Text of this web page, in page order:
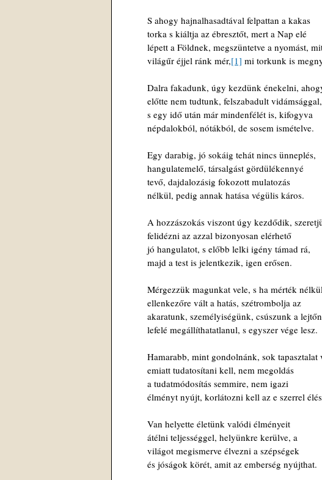
S ahogy hajnalhasadtával felpattan a kakas
torka s kiáltja az ébresztőt, mert a Nap elé
lépett a Földnek, megszüntetve a nyomást,
világűr éjjel ránk mér,[1] mi torkunk is
Dalra fakadunk, úgy kezdünk énekelni,
előtte nem tudtunk, felszabadult vidámsággal,
s egy idő után már mindenfélét is, kifogyva
népdalokból, nótákból, de sosem ismételve.
Egy darabig, jó sokáig tehát nincs ünneplés,
hangulatemelő, társalgást gördülékennyé
tevő, dajdalozásig fokozott mulatozás
nélkül, pedig annak hatása végülis káros.
A hozzászokás viszont úgy kezdődik,
felidézni az azzal bizonyosan elérhető
jó hangulatot, s előbb lelki igény támad rá,
majd a test is jelentkezik, igen erősen.
Mérgezzük magunkat vele, s ha mérték
ellenkezőre vált a hatás, szétrombolja az
akaratunk, személyiségünk, csúszunk a lejtőn
lefelé megállíthatatlanul, s egyszer vége lesz.
Hamarabb, mint gondolnánk, sok tapasztalat
emiatt tudatosítani kell, nem megoldás
a tudatmódosítás semmire, nem igazi
élményt nyújt, korlátozni kell az e szerrel
Van helyette életünk valódi élményeit
átélni teljességgel, helyünkre kerülve, a
világot megismerve élvezni a szépségek
és jóságok körét, amit az emberség nyújthat.